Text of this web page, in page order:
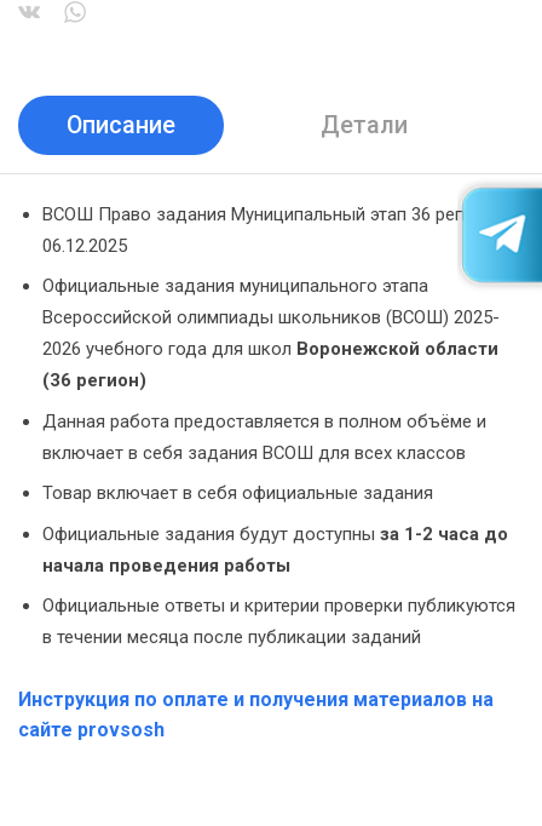
Описание Детали
ВСОШ Право задания Муниципальный этап 36 регион
06.12.2025
Официальные задания муниципального этапа
Всероссийской олимпиады школьников (ВСОШ) 2025-
2026 учебного года для школ Воронежской области
(36 регион)
Данная работа предоставляется в полном объёме и
включает в себя задания ВСОШ для всех классов
Товар включает в себя официальные задания
Официальные задания будут доступны за 1-2 часа до
начала проведения работы
Официальные ответы и критерии проверки публикуются
в течении месяца после публикации заданий
Инструкция по оплате и получения материалов на
сайте provsosh